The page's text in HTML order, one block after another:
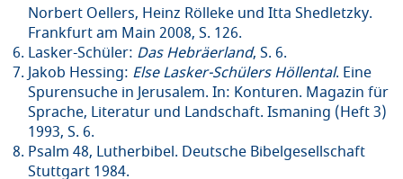
Norbert Oellers, Heinz Rölleke und Itta Shedletzky.
Frankfurt am Main 2008, S. 126.
Lasker-Schüler: Das Hebräerland, S. 6.
Jakob Hessing: Else Lasker-Schülers Höllental. Eine
Spurensuche in Jerusalem. In: Konturen. Magazin für
Sprache, Literatur und Landschaft. Ismaning (Heft 3)
1993, S. 6.
Psalm 48, Lutherbibel. Deutsche Bibelgesellschaft
Stuttgart 1984.